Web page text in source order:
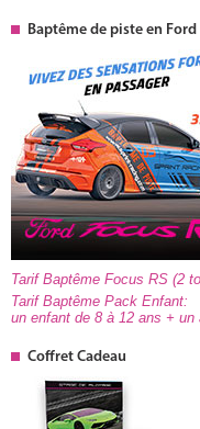
Baptême de piste en Ford
Tarif Baptême Focus RS (2
Tarif Baptême Pack Enfant:
un enfant de 8 à 12 ans +
Coffret Cadeau